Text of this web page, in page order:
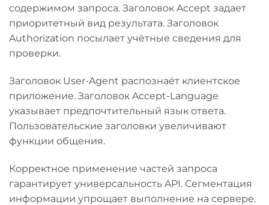
содержимом запроса. Заголовок Accept задает
приоритетный вид результата. Заголовок
Authorization посылает учётные сведения для
проверки.
Заголовок User-Agent распознаёт клиентское
приложение. Заголовок Accept-Language
указывает предпочтительный язык ответа.
Пользовательские заголовки увеличивают
функции общения.
Корректное применение частей запроса
гарантирует универсальность API. Сегментация
информации упрощает выполнение на сервере.